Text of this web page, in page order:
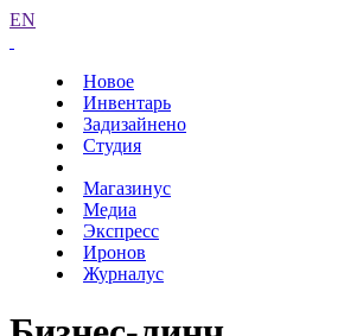
EN
Новое
Инвентарь
Задизайнено
Студия
Магазинус
Медиа
Экспресс
Иронов
Журналус